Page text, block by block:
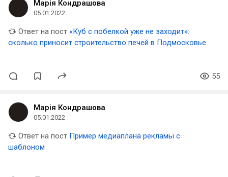
Марія Кондрашова
05.01.2022
Ответ на пост «Куб с побелкой уже не заходит»:
сколько приносит строительство печей в Подмосковье
55
Марія Кондрашова
05.01.2022
Ответ на пост Пример медиаплана рекламы с
шаблоном